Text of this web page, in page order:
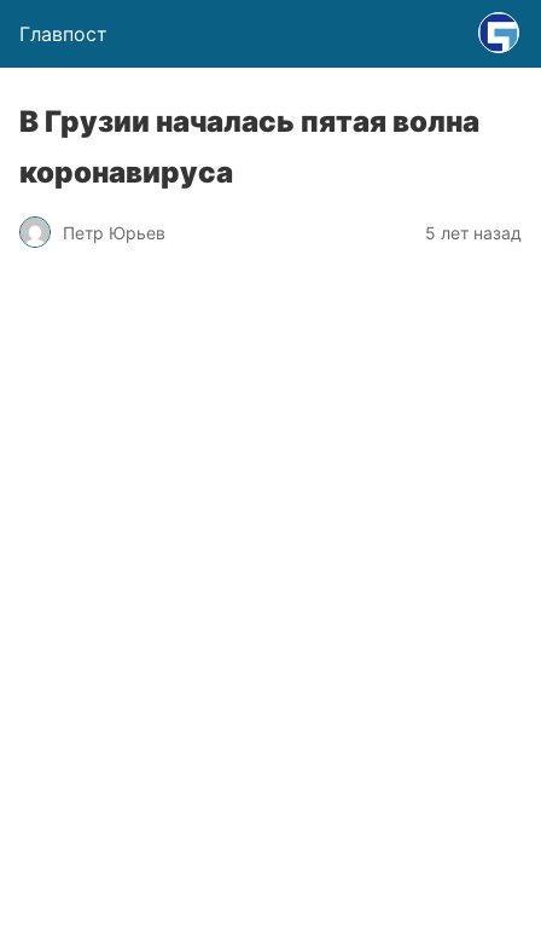
Главпост
В Грузии началась пятая волна
коронавируса
Петр Юрьев 5 лет назад